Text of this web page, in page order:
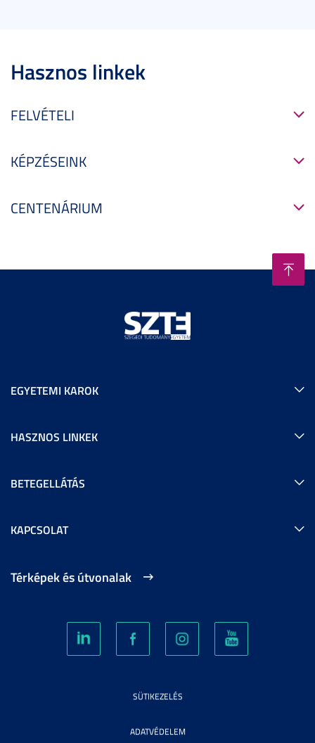
Hasznos linkek
FELVÉTELI
KÉPZÉSEINK
CENTENÁRIUM
EGYETEMI KAROK
HASZNOS LINKEK
BETEGELLÁTÁS
KAPCSOLAT
Térképek és útvonalak
SÜTIKEZELÉS
ADATVÉDELEM